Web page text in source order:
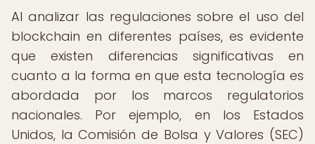
Al analizar las regulaciones sobre el uso del
blockchain en diferentes países, es evidente
que existen diferencias significativas en
cuanto a la forma en que esta tecnología es
abordada por los marcos regulatorios
nacionales. Por ejemplo, en los Estados
Unidos, la Comisión de Bolsa y Valores (SEC)